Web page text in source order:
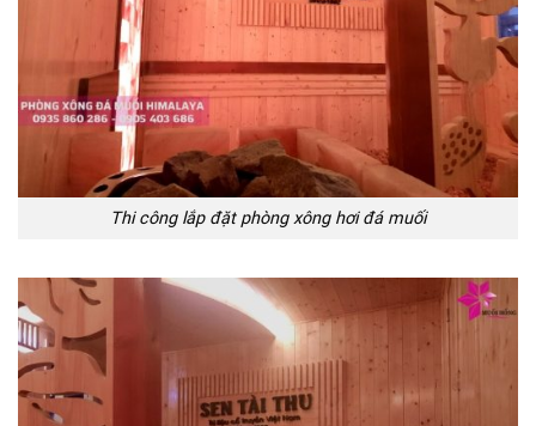
Thi công lắp đặt phòng xông hơi đá muối